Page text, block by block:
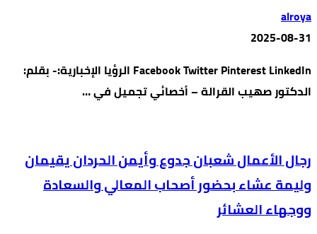
alroya
2025-08-31
Facebook Twitter Pinterest LinkedIn الرؤيا الإخبارية:- بقلم:
الدكتور صهيب القرالة – أخصائي تجميل في …
رجال الأعمال شعبان جدوع وأيمن الحردان يقيمان
وليمة عشاء بحضور أصحاب المعالي والسعادة
ووجهاء العشائر